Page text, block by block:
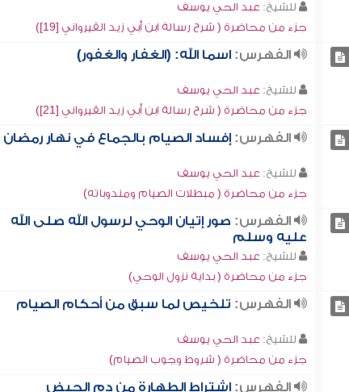
للشيخ: عبد الحي يوسف
جزء من محاضرة ( شرح رسالة ابن أبي زيد القيرواني [19])
الفهرس: اسما الله: (الغفار والغفور)
للشيخ: عبد الحي يوسف
جزء من محاضرة ( شرح رسالة ابن أبي زيد القيرواني [21])
الفهرس: إفساد الصيام بالجماع في نهار رمضان
للشيخ: عبد الحي يوسف
جزء من محاضرة ( مبطلات الصيام ومندوباته)
الفهرس: صور إتيان الوحي لرسول الله صلى الله
عليه وسلم
للشيخ: عبد الحي يوسف
جزء من محاضرة ( بداية نزول الوحي)
الفهرس: تلخيص لما سبق من أحكام الصيام
للشيخ: عبد الحي يوسف
جزء من محاضرة ( شروط وجوب الصيام)
الفهرس: اشتراط الطهارة من دم الحيض